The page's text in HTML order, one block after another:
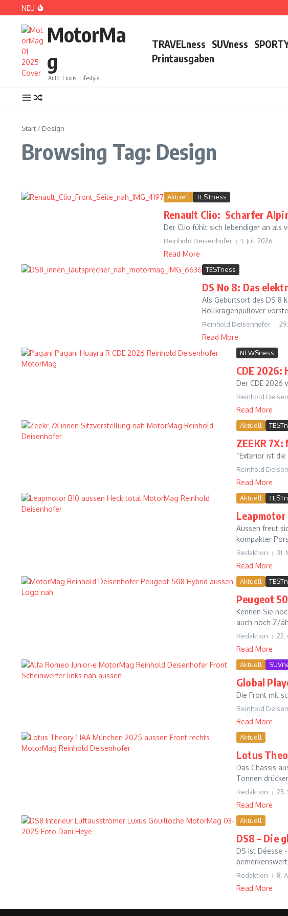
Zum Inhalt springen
NEU
CDE 2026: High Class Event in München
MotorMa
g
Auto. Luxus. Lifestyle.
TRAVELness SUVness
Printausgaben
Start / Design
Browsing Tag: Design
Aktuell TESTness
Renault Clio: Scharfer
Der Clio fühlt sich lebendiger an als
Reinhold Deisenhofer 1. Juli 2026
Read More
TESTness
DS No 8: Das
Als Geburtsort des DS 8
Rollkragenpullover
Reinhold Deisenhofer
Read More
NEWSness
CDE 2026:
Der CDE 2026
Reinhold
Read More
Aktuell
ZEEKR
“Exterior ist
Reinhold
Read More
Aktuell
Leapmotor
Aussen freut
kompakter
Redaktion 31.
Read More
Aktuell
Peugeot
Kennen Sie
auch noch Z/
Redaktion 22.
Read More
Aktuell
Global
Die Front mit
Reinhold
Read More
Aktuell
Lotus
Das Chassis
Tonnen
Redaktion 23.
Read More
Aktuell
DS8 – Die
DS ist Déesse
Redaktion 8.
Read More